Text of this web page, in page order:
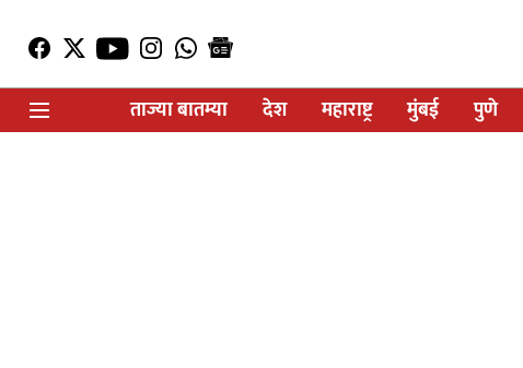
ताज्या बातम्या
देश महाराष्ट्र मुंबई पुणे